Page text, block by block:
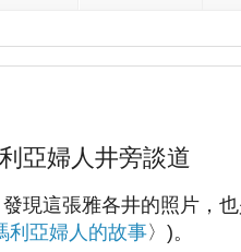
亞婦人井旁談道
現這張雅各井的照片，
利亞婦人的故事〉)。